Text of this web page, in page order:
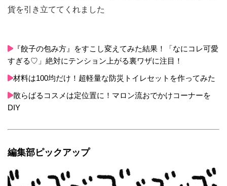
貨を引き立ててくれました
『餃子の包み方』をすこし変えてみた結果！「なにコレ可愛
すぎる♡」絶対にテンション上がる裏ワザに注目！
材料は100均だけ！超軽量な防災トイレセットを作ってみた
散らばるコスメは定位置に！マロン流おでかけコーナーを
DIY
編集部ピックアップ